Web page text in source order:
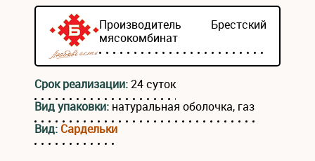
Производитель Брестский
мясокомбинат
Срок реализации:24 суток
Вид упаковки: натуральная оболочка, газ
Вид: Сардельки